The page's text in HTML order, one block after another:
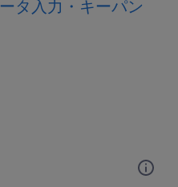
タ入力・キーパン